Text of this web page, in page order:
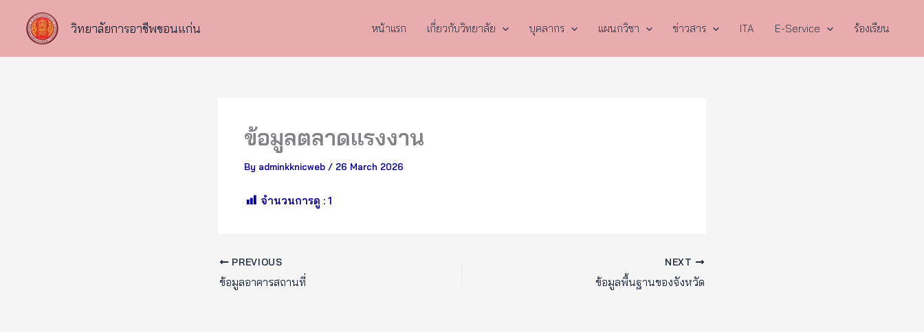
content
วิทยาลัยการอาชีพขอนแก่น หน้าแรก เกี่ยวกับวิทยาลัย บุคลากร แผนกวิชา ข่าวสาร ITA E-Service ร้องเรียน
ข้อมูลตลาดแรงงาน
By adminkknicweb / 26 March 2026
จำนวนการดู : 1
PREVIOUS
ข้อมูลอาคารสถานที่
NEXT
ข้อมูลพื้นฐานของจังหวัด